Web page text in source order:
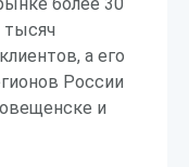
тысяч
а его
России
и